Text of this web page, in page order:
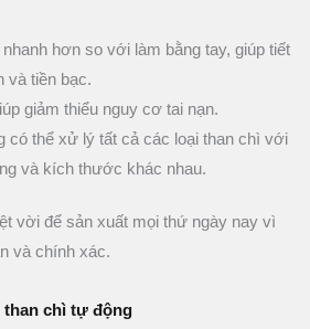
nhanh hơn so với làm bằng tay, giúp tiết
và tiền bạc.
giảm thiểu nguy cơ tai nạn.
có thể xử lý tất cả các loại than chì với
và kích thước khác nhau.
vời để sản xuất mọi thứ ngày nay vì
và chính xác.
than chì tự động